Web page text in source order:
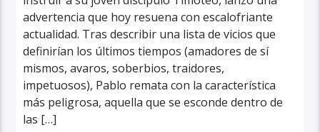
advertencia que hoy resuena con escalofriante
actualidad. Tras describir una lista de vicios que
definirían los últimos tiempos (amadores de sí
mismos, avaros, soberbios, traidores,
impetuosos), Pablo remata con la característica
más peligrosa, aquella que se esconde dentro de
las […]